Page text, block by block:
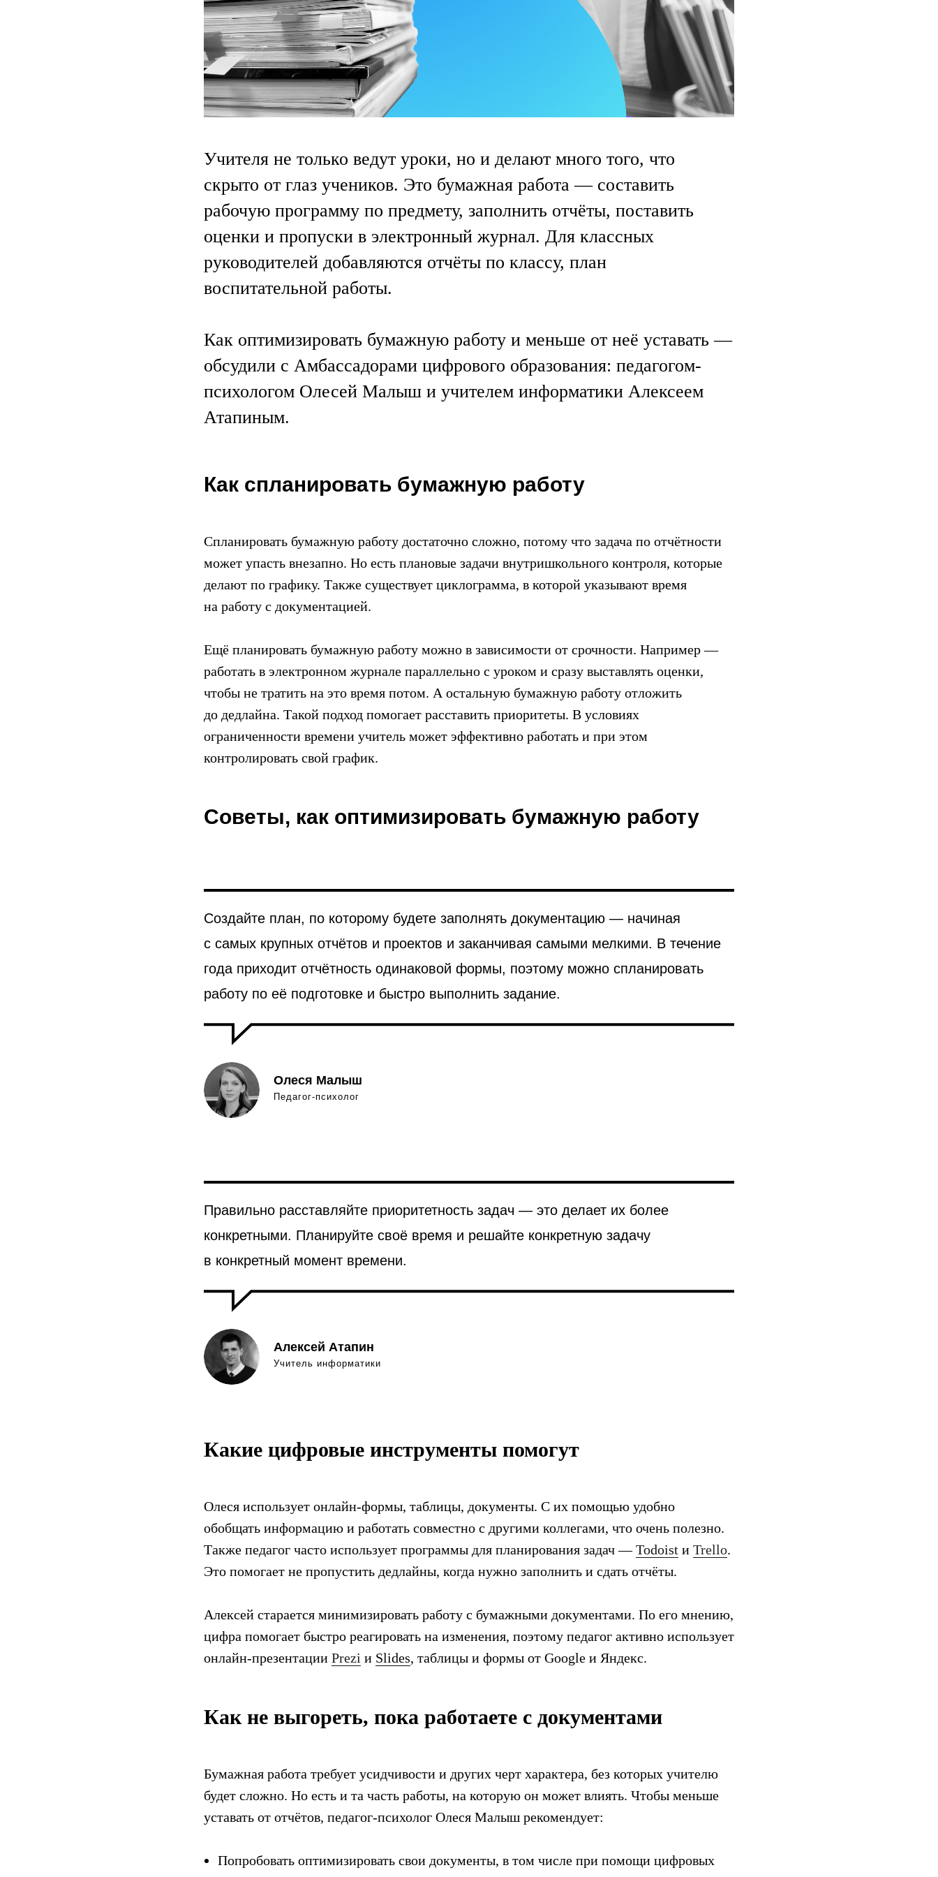
Учителя не только ведут уроки, но и делают много того, что
скрыто от глаз учеников. Это бумажная работа — составить
рабочую программу по предмету, заполнить отчёты, поставить
оценки и пропуски в электронный журнал. Для классных
руководителей добавляются отчёты по классу, план
воспитательной работы.
Как оптимизировать бумажную работу и меньше от неё уставать —
обсудили с Амбассадорами цифрового образования: педагогом-
психологом Олесей Малыш и учителем информатики Алексеем
Атапиным.
Как спланировать бумажную работу
Спланировать бумажную работу достаточно сложно, потому что задача по отчётности
может упасть внезапно. Но есть плановые задачи внутришкольного контроля, которые
делают по графику. Также существует циклограмма, в которой указывают время
на работу с документацией.
Ещё планировать бумажную работу можно в зависимости от срочности. Например —
работать в электронном журнале параллельно с уроком и сразу выставлять оценки,
чтобы не тратить на это время потом. А остальную бумажную работу отложить
до дедлайна. Такой подход помогает расставить приоритеты. В условиях
ограниченности времени учитель может эффективно работать и при этом
контролировать свой график.
Советы, как оптимизировать бумажную работу
Создайте план, по которому будете заполнять документацию — начиная
с самых крупных отчётов и проектов и заканчивая самыми мелкими. В течение
года приходит отчётность одинаковой формы, поэтому можно спланировать
работу по её подготовке и быстро выполнить задание.
Олеся Малыш
Педагог-психолог
Правильно расставляйте приоритетность задач — это делает их более
конкретными. Планируйте своё время и решайте конкретную задачу
в конкретный момент времени.
Алексей Атапин
Учитель информатики
Какие цифровые инструменты помогут
Олеся использует онлайн-формы, таблицы, документы. С их помощью удобно
обобщать информацию и работать совместно с другими коллегами, что очень полезно.
Также педагог часто использует программы для планирования задач —Todoist и Trello.
Это помогает не пропустить дедлайны, когда нужно заполнить и сдать отчёты.
Алексей старается минимизировать работу с бумажными документами. По его мнению,
цифра помогает быстро реагировать на изменения, поэтому педагог активно использует
онлайн-презентации Prezi и Slides, таблицы и формы от Google и Яндекс.
Как не выгореть, пока работаете с документами
Бумажная работа требует усидчивости и других черт характера, без которых учителю
будет сложно. Но есть и та часть работы, на которую он может влиять. Чтобы меньше
уставать от отчётов, педагог-психолог Олеся Малыш рекомендует:
Попробовать оптимизировать свои документы, в том числе при помощи цифровых